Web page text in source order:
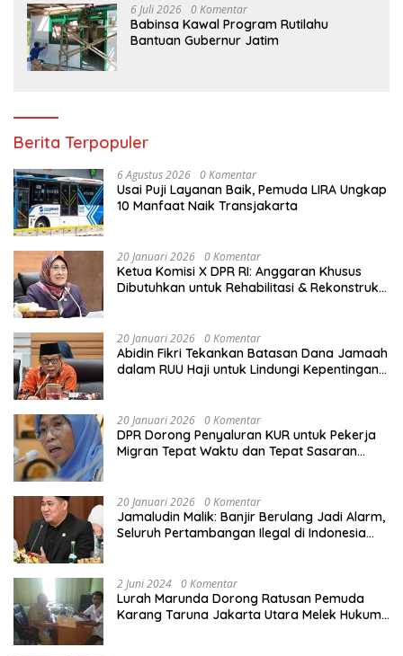
6 Juli 2026 0 Komentar
Babinsa Kawal Program Rutilahu
Bantuan Gubernur Jatim
Berita Terpopuler
6 Agustus 2026 0 Komentar
Usai Puji Layanan Baik, Pemuda LIRA Ungkap
10 Manfaat Naik Transjakarta
20 Januari 2026 0 Komentar
Ketua Komisi X DPR RI: Anggaran Khusus
Dibutuhkan untuk Rehabilitasi & Rekonstruksi
20 Januari 2026 0 Komentar
Abidin Fikri Tekankan Batasan Dana Jamaah
dalam RUU Haji untuk Lindungi Kepentingan
20 Januari 2026 0 Komentar
DPR Dorong Penyaluran KUR untuk Pekerja
Migran Tepat Waktu dan Tepat Sasaran
20 Januari 2026 0 Komentar
Jamaludin Malik: Banjir Berulang Jadi Alarm,
Seluruh Pertambangan Ilegal di Indonesia
2 Juni 2024 0 Komentar
Lurah Marunda Dorong Ratusan Pemuda
Karang Taruna Jakarta Utara Melek Hukum